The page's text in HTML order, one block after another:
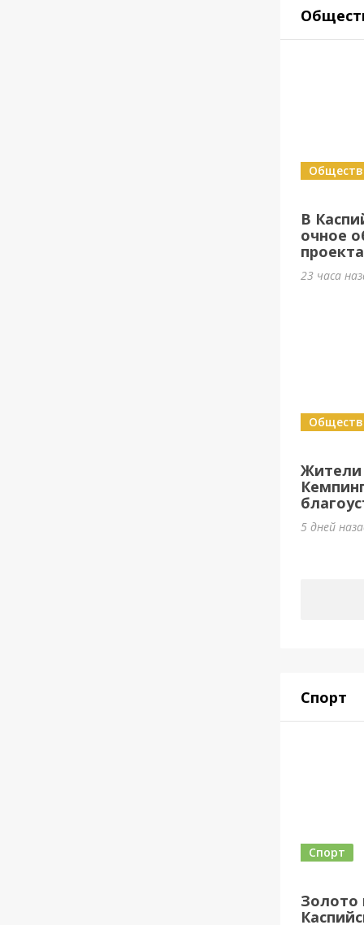
В
очное
23 часа
Жители
5 дней
Спорт
Золото
Спорт